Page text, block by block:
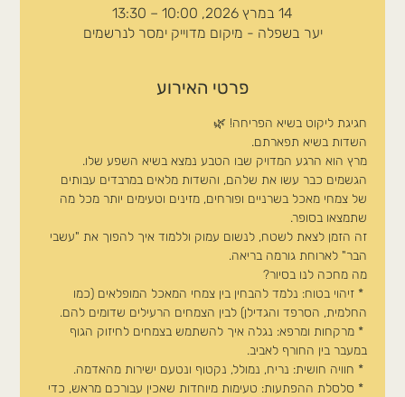
14 במרץ 2026, 10:00 – 13:30
יער בשפלה - מיקום מדוייק ימסר לנרשמים
פרטי האירוע
חגיגת ליקוט בשיא הפריחה! 🌿
השדות בשיא תפארתם.
מרץ הוא הרגע המדויק שבו הטבע נמצא בשיא השפע שלו.
הגשמים כבר עשו את שלהם, והשדות מלאים במרבדים עבותים
של צמחי מאכל בשרניים ופורחים, מזינים וטעימים יותר מכל מה
שתמצאו בסופר.
זה הזמן לצאת לשטח, לנשום עמוק וללמוד איך להפוך את "עשבי
הבר" לארוחת גורמה בריאה.
מה מחכה לנו בסיור?
* זיהוי בטוח: נלמד להבחין בין צמחי המאכל המופלאים (כמו
החלמית, הסרפד והגדילן) לבין הצמחים הרעילים שדומים להם.
* מרקחות ומרפא: נגלה איך להשתמש בצמחים לחיזוק הגוף
במעבר בין החורף לאביב.
* חוויה חושית: נריח, נמולל, נקטוף ונטעם ישירות מהאדמה.
* סלסלת ההפתעות: טעימות מיוחדות שאכין עבורכם מראש, כדי